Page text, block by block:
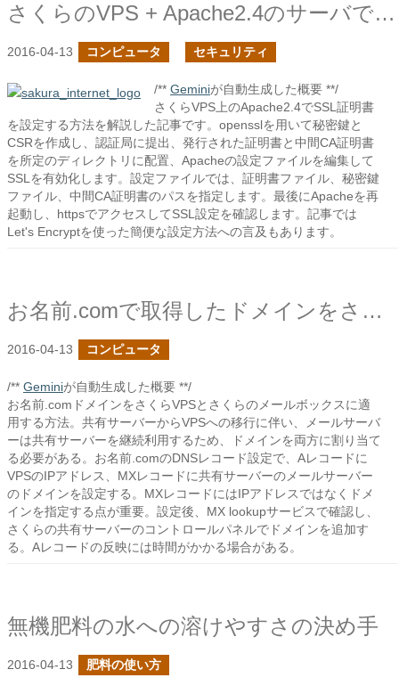
さくらのVPS + Apache2.4のサーバでSSL対応してみた
2016-04-13 コンピュータ セキュリティ
/** Geminiが自動生成した概要 **/
さくらVPS上のApache2.4でSSL証明書
を設定する方法を解説した記事です。opensslを用いて秘密鍵と
CSRを作成し、認証局に提出、発行された証明書と中間CA証明書
を所定のディレクトリに配置、Apacheの設定ファイルを編集して
SSLを有効化します。設定ファイルでは、証明書ファイル、秘密鍵
ファイル、中間CA証明書のパスを指定します。最後にApacheを再
起動し、httpsでアクセスしてSSL設定を確認します。記事では
Let's Encryptを使った簡便な設定方法への言及もあります。
お名前.comで取得したドメインをさくらのVPSとさくらのメールボックスに当てる
2016-04-13 コンピュータ
/** Geminiが自動生成した概要 **/
お名前.comドメインをさくらVPSとさくらのメールボックスに適
用する方法。共有サーバーからVPSへの移行に伴い、メールサーバ
ーは共有サーバーを継続利用するため、ドメインを両方に割り当て
る必要がある。お名前.comのDNSレコード設定で、Aレコードに
VPSのIPアドレス、MXレコードに共有サーバーのメールサーバー
のドメインを設定する。MXレコードにはIPアドレスではなくドメ
インを指定する点が重要。設定後、MX lookupサービスで確認し、
さくらの共有サーバーのコントロールパネルでドメインを追加す
る。Aレコードの反映には時間がかかる場合がある。
無機肥料の水への溶けやすさの決め手
2016-04-13 肥料の使い方